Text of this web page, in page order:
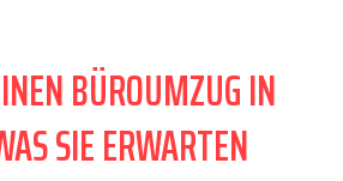
BÜROUMZUG IN
SIE ERWARTEN